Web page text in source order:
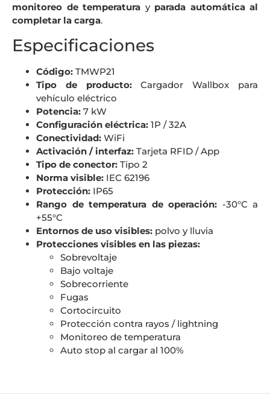
monitoreo de temperatura y parada automática al
completar la carga.
Especificaciones
Código: TMWP21
Tipo de producto:Cargador Wallbox para
vehículo eléctrico
Potencia: 7 kW
Configuración eléctrica: 1P / 32A
Conectividad: WiFi
Activación / interfaz: Tarjeta RFID / App
Tipo de conector: Tipo 2
Norma visible: IEC 62196
Protección: IP65
Rango de temperatura de operación: -30°C a
+55°C
Entornos de uso visibles: polvo y lluvia
Protecciones visibles en las piezas:
Sobrevoltaje
Bajo voltaje
Sobrecorriente
Fugas
Cortocircuito
Protección contra rayos / lightning
Monitoreo de temperatura
Auto stop al cargar al 100%